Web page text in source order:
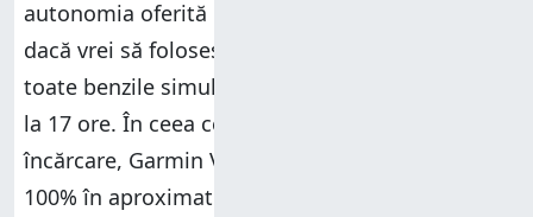
autonomia oferită este de doar 20 de ore. Iar
dacă vrei să folosești toate sistemele GPS și
toate benzile simultan, autonomia scade până
la 17 ore. În ceea ce privește viteza de
încărcare, Garmin Venu 4 se încarcă de la 1% la
100% în aproximativ 90 de minute, iar o